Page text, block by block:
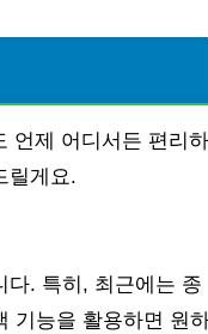
언제 어디서든 편리하
릴게요.
다. 특히, 최근에는 종
기능을 활용하면 원